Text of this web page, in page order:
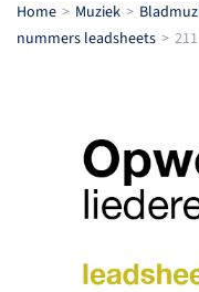
Home Muziek
nummers leadsheets